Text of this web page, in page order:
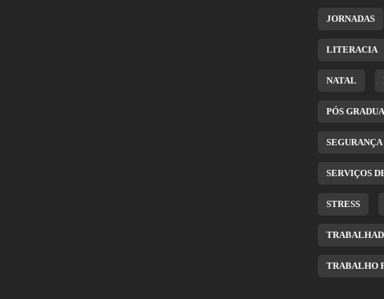
JORNADAS
LITERACIA
NATAL
PÓS
SERVIÇOS
STRESS
TRABALHO